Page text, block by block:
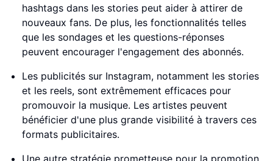
hashtags dans les stories peut aider à attirer de
nouveaux fans. De plus, les fonctionnalités telles
que les sondages et les questions-réponses
peuvent encourager l'engagement des abonnés.
Les publicités sur Instagram, notamment les stories
et les reels, sont extrêmement efficaces pour
promouvoir la musique. Les artistes peuvent
bénéficier d'une plus grande visibilité à travers ces
formats publicitaires.
Une autre stratégie prometteuse pour la promotion